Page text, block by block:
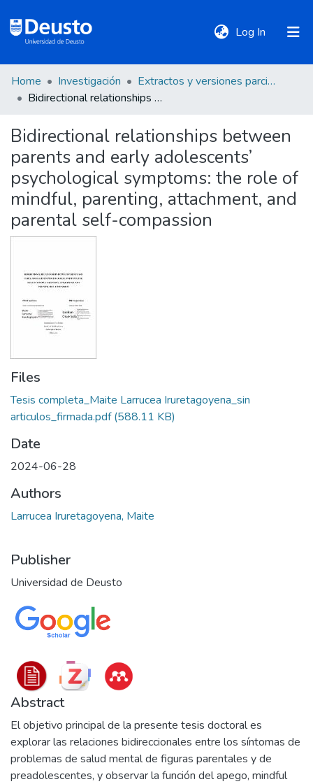
Log In (current)
DeustoTeka
Communities
&
Collections
All of DSpace
Policies
Home Investigación
Extractos y versiones parciales de tesis
Bidirectional relationships between parents and early adolescents’ psychological symptoms: the role of mindful, parenting, attachment, and parental self-compassion
Bidirectional relationships between
parents and early adolescents’
psychological symptoms: the role of
mindful, parenting, attachment, and
parental self-compassion
Files
Tesis completa_Maite Larrucea Iruretagoyena_sin
articulos_firmada.pdf(588.11 KB)
Date
2024-06-28
Authors
Larrucea Iruretagoyena, Maite
Publisher
Universidad de Deusto
Abstract
El objetivo principal de la presente tesis doctoral es
explorar las relaciones bidireccionales entre los síntomas de
problemas de salud mental de figuras parentales y de
preadolescentes, y observar la función del apego, mindful